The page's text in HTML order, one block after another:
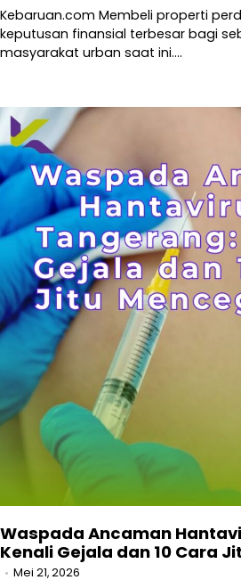
Kebaruan.com Membeli properti
keputusan finansial terbesar bagi
masyarakat urban saat ini.…
Waspada Ancaman
Kenali Gejala dan 10 Cara
Mei 21, 2026